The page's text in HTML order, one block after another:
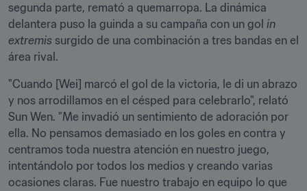
segunda parte, remató a quemarropa. La dinámica
delantera puso la guinda a su campaña con un gol in
extremis surgido de una combinación a tres bandas en el
área rival.
"Cuando [Wei] marcó el gol de la victoria, le di un abrazo
y nos arrodillamos en el césped para celebrarlo", relató
Sun Wen. "Me invadió un sentimiento de adoración por
ella. No pensamos demasiado en los goles en contra y
centramos toda nuestra atención en nuestro juego,
intentándolo por todos los medios y creando varias
ocasiones claras. Fue nuestro trabajo en equipo lo que